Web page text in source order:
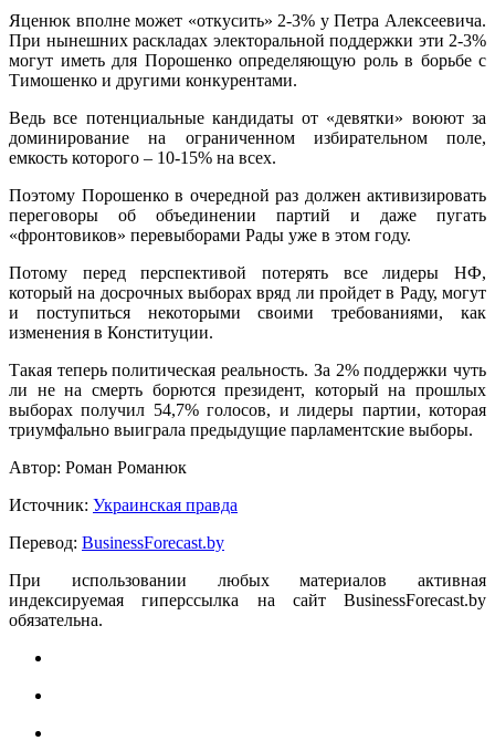
Яценюк вполне может «откусить» 2-3% у Петра Алексеевича.
При нынешних раскладах электоральной поддержки эти 2-3%
могут иметь для Порошенко определяющую роль в борьбе с
Тимошенко и другими конкурентами.
Ведь все потенциальные кандидаты от «девятки» воюют за
доминирование на ограниченном избирательном поле,
емкость которого – 10-15% на всех.
Поэтому Порошенко в очередной раз должен активизировать
переговоры об объединении партий и даже пугать
«фронтовиков» перевыборами Рады уже в этом году.
Потому перед перспективой потерять все лидеры НФ,
который на досрочных выборах вряд ли пройдет в Раду, могут
и поступиться некоторыми своими требованиями, как
изменения в Конституции.
Такая теперь политическая реальность. За 2% поддержки чуть
ли не на смерть борются президент, который на прошлых
выборах получил 54,7% голосов, и лидеры партии, которая
триумфально выиграла предыдущие парламентские выборы.
Автор: Роман Романюк
Источник: Украинская правда
Перевод: BusinessForecast.by
При использовании любых материалов активная
индексируемая гиперссылка на сайт BusinessForecast.by
обязательна.